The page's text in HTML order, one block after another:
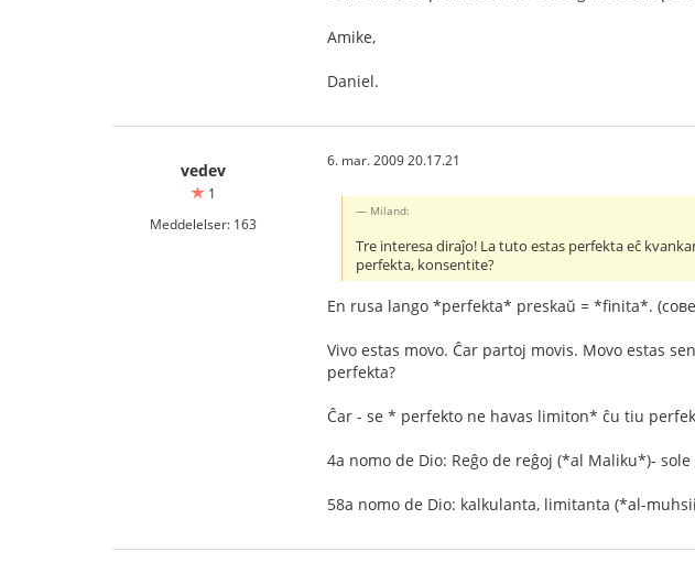
Amike,
Daniel.
vedev
1
Meddelelser: 163
6. mar. 2009 20.17.21
Miland:
Tre interesa diraĵo! La tuto estas perfekta eĉ
perfekta, konsentite?
En rusa lango *perfekta* preskaŭ = *finita*.
Vivo estas movo. Ĉar partoj movis. Movo estas
perfekta?
Ĉar - se * perfekto ne havas limiton* ĉu tiu
4a nomo de Dio: Reĝo de reĝoj (*al Maliku*)-
58a nomo de Dio: kalkulanta, limitanta (*al-